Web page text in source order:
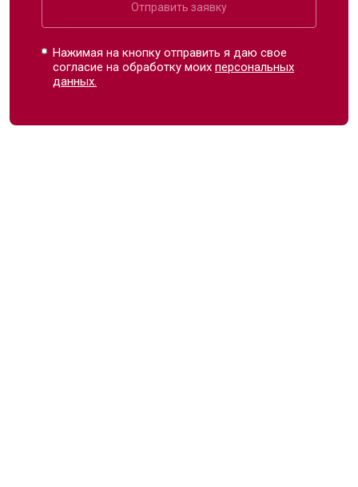
Отправить заявку
Нажимая на кнопку отправить я даю свое
согласие на обработку моихперсональных
данных.